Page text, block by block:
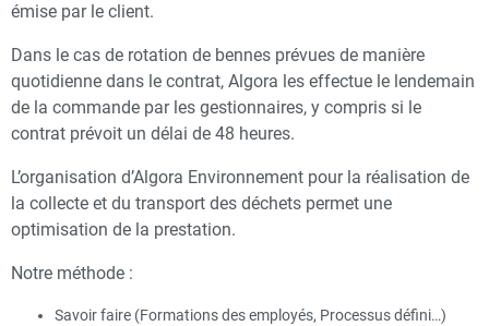
émise par le client.
Dans le cas de rotation de bennes prévues de manière
quotidienne dans le contrat, Algora les effectue le lendemain
de la commande par les gestionnaires, y compris si le
contrat prévoit un délai de 48 heures.
L’organisation d’Algora Environnement pour la réalisation de
la collecte et du transport des déchets permet une
optimisation de la prestation.
Notre méthode :
Savoir faire (Formations des employés, Processus défini…)